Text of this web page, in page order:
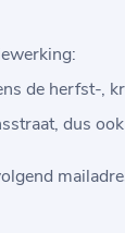
de herfst-,
dus